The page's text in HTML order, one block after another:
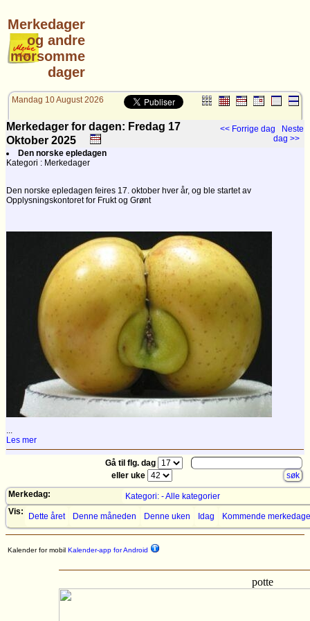
Merkedager
og andre
morsomme
dager
Mandag 10 August 2026
Merkedager for dagen: Fredag 17
Oktober 2025
<< Forrige dag
Neste
dag >>
Den norske epledagen
Kategori : Merkedager
Den norske epledagen feires 17. oktober hver år, og ble startet av
Opplysningskontoret for Frukt og Grønt
...
Les mer
Gå til flg. dag
eller uke
Merkedag:
Kategori: - Alle kategorier
Vis:
Dette året Denne måneden Denne uken Idag Kommende
Kalender for mobil Kalender-app for Android
potte